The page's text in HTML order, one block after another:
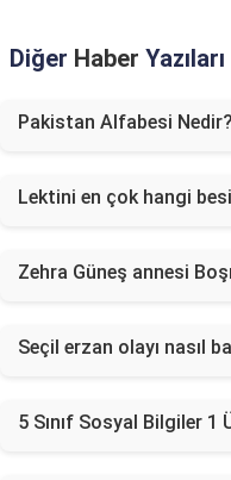
Diğer Haber Yazıları
Pakistan Alfabesi Nedir?
Lektini en çok hangi
Zehra Güneş annesi
Seçil erzan olayı nasıl
5 Sınıf Sosyal Bilgiler 1